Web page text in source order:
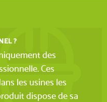
?
des
Ces
les usines les
dispose de sa